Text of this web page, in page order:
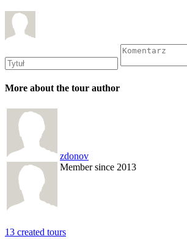
More about the tour author
zdonov
Member since 2013
13 created tours